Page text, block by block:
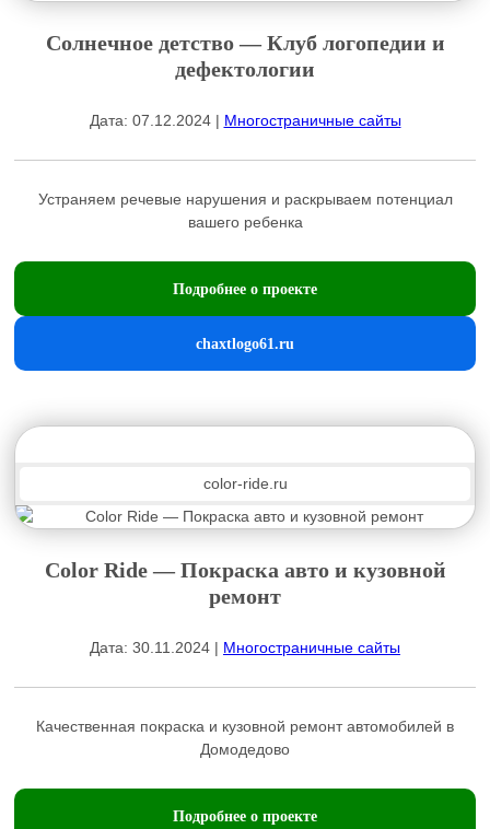
Солнечное детство — Клуб логопедии и
дефектологии
Дата: 07.12.2024 | Многостраничные сайты
Устраняем речевые нарушения и раскрываем потенциал
вашего ребенка
Подробнее о проекте
chaxtlogo61.ru
color-ride.ru
Color Ride — Покраска авто и кузовной
ремонт
Дата: 30.11.2024 | Многостраничные сайты
Качественная покраска и кузовной ремонт автомобилей в
Домодедово
Подробнее о проекте